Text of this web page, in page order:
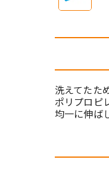
洗えてたた
ポリプロピ
均一に伸ば